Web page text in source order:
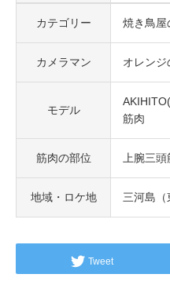
カテゴリー 焼き鳥屋
カメラマン オレンジ
モデル
筋肉
筋肉の部位 上腕三頭
地域・ロケ地 三河島（
Tweet